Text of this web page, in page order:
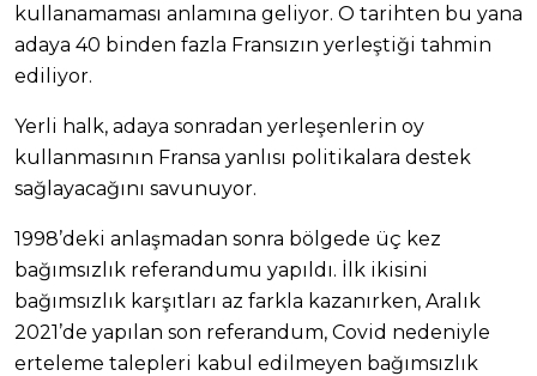
kullanamaması anlamına geliyor. O tarihten bu yana
adaya 40 binden fazla Fransızın yerleştiği tahmin
ediliyor.
Yerli halk, adaya sonradan yerleşenlerin oy
kullanmasının Fransa yanlısı politikalara destek
sağlayacağını savunuyor.
1998’deki anlaşmadan sonra bölgede üç kez
bağımsızlık referandumu yapıldı. İlk ikisini
bağımsızlık karşıtları az farkla kazanırken, Aralık
2021’de yapılan son referandum, Covid nedeniyle
erteleme talepleri kabul edilmeyen bağımsızlık